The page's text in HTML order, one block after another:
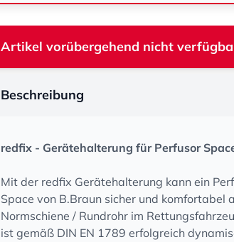
Artikel vorübergehend nicht
Beschreibung
redfix - Gerätehalterung für Perfusor
Mit der redfix Gerätehalterung kann ein
Space von B.Braun sicher und komfortabel
Normschiene / Rundrohr im
ist gemäß DIN EN 1789 erfolgreich